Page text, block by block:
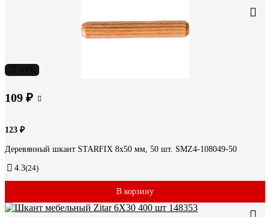
109 ₽
123 ₽
Деревянный шкант STARFIX 8x50 мм, 50 шт. SMZ4-108049-50
4.3(24)
В корзину